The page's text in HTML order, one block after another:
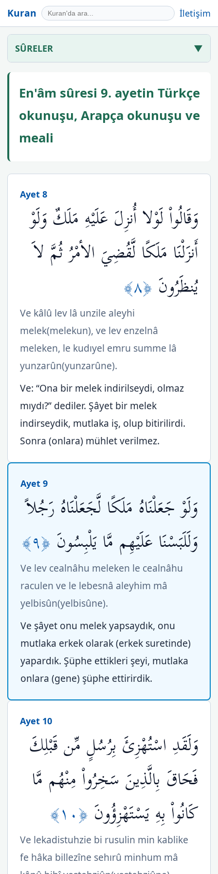
Kuran İletişim
SÛRELER ▼
En'âm sûresi 9. ayetin Türkçe
okunuşu, Arapça okunuşu ve
meali
Ayet 8
وَقَالُواْ لَوْلا أُنزِلَ عَلَيْهِ مَلَكٌ وَلَوْ
أَنزَلْنَا مَلَكًا لَّقُضِيَ الأمْرُ ثُمَّ لاَ
يُنظَرُونَ ﴿٨﴾
Ve kâlû lev lâ unzile aleyhi
melek(melekun), ve lev enzelnâ
meleken, le kudıyel emru summe lâ
yunzarûn(yunzarûne).
Ve: “Ona bir melek indirilseydi, olmaz
mıydı?” dediler. Şâyet bir melek
indirseydik, mutlaka iş, olup bitirilirdi.
Sonra (onlara) mühlet verilmez.
Ayet 9
وَلَوْ جَعَلْنَاهُ مَلَكًا لَّجَعَلْنَاهُ رَجُلاً
وَلَلَبَسْنَا عَلَيْهِم مَّا يَلْبِسُونَ ﴿٩﴾
Ve lev cealnâhu meleken le cealnâhu
raculen ve le lebesnâ aleyhim mâ
yelbisûn(yelbisûne).
Ve şâyet onu melek yapsaydık, onu
mutlaka erkek olarak (erkek suretinde)
yapardık. Şüphe ettikleri şeyi, mutlaka
onlara (gene) şüphe ettirirdik.
Ayet 10
وَلَقَدِ اسْتُهْزِئَ بِرُسُلٍ مِّن قَبْلِكَ
فَحَاقَ بِالَّذِينَ سَخِرُواْ مِنْهُم مَّا
كَانُواْ بِهِ يَسْتَهْزِؤُونَ ﴿١٠﴾
Ve lekadistuhzie bi rusulin min kablike
fe hâka billezîne sehırû minhum mâ